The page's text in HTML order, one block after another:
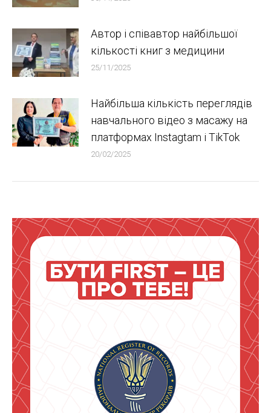
Автор і співавтор найбільшої
кількості книг з медицини
25/11/2025
Найбільша кількість переглядів
навчального відео з масажу на
платформах Instagtam i TikTok
20/02/2025